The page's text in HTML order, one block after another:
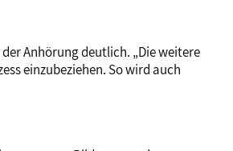
Anhörung deutlich. „Die weitere
einzubeziehen. So wird auch